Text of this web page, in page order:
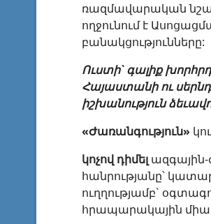
ռազմավարական
ողջունում է
բանակցությունները:
Ուստի` գալիք
Հայաստանիու
իշխանություն
«Ժառանգություն»
կոչով դիմել
հանրությանը՝
ուղղությամբ`
հրապարակային